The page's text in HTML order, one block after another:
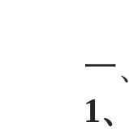
一
1、